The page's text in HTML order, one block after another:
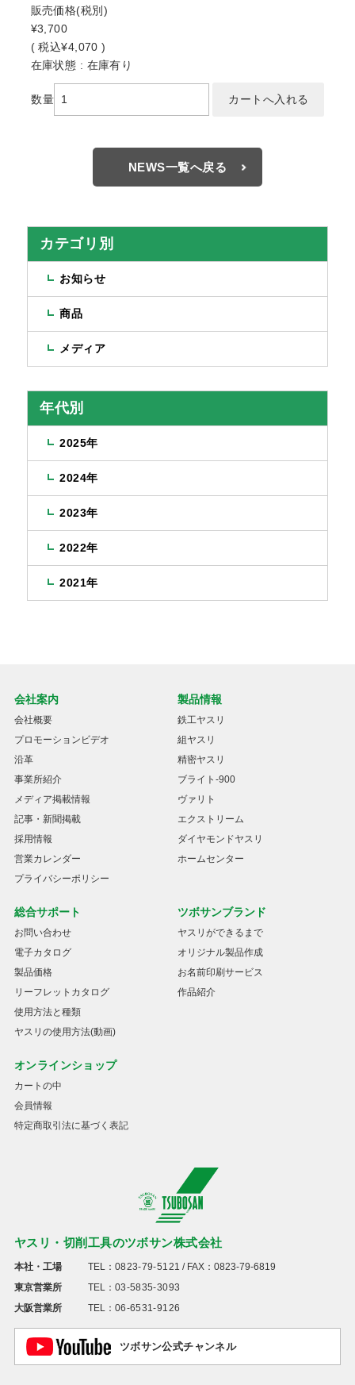
販売価格(税別)
¥3,700
(税込¥4,070 )
在庫状態 : 在庫有り
数量
NEWS一覧へ戻る
カテゴリ別
お知らせ
商品
メディア
年代別
2025年
2024年
2023年
2022年
2021年
ヤスリ・切削工具のツボサン株式会社
本社・工場 TEL： 0823-79-5121 / FAX：0823-79-6819
東京営業所
TEL： 03-5835-3093
大阪営業所
TEL： 06-6531-9126
ツボサン公式チャンネル
会社案内
会社概要
プロモーションビデオ
沿革
事業所紹介
メディア掲載情報
記事・新聞掲載
採用情報
営業カレンダー
プライバシーポリシー
製品情報
鉄工ヤスリ
組ヤスリ
精密ヤスリ
ブライト-900
ヴァリト
エクストリーム
ダイヤモンドヤスリ
ホームセンター
総合サポート
お問い合わせ
電子カタログ
製品価格
リーフレットカタログ
使用方法と種類
ヤスリの使用方法(動画)
ツボサンブランド
ヤスリができるまで
オリジナル製品作成
お名前印刷サービス
作品紹介
オンラインショップ
カートの中
会員情報
特定商取引法に基づく表記